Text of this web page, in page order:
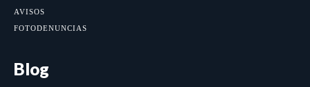
AVISOS
FOTODENUNCIAS
Blog